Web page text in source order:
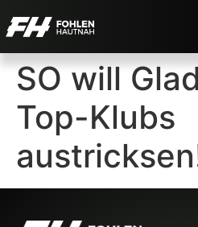
SO will
Top-Klubs